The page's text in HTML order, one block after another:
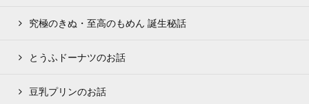
究極のきぬ・至高のもめん 誕生秘話
とうふドーナツのお話
豆乳プリンのお話